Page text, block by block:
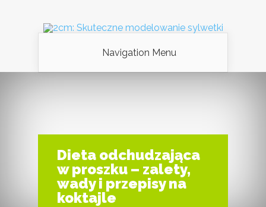
Navigation Menu
Dieta odchudzająca
w proszku – zalety,
wady i przepisy na
koktajle